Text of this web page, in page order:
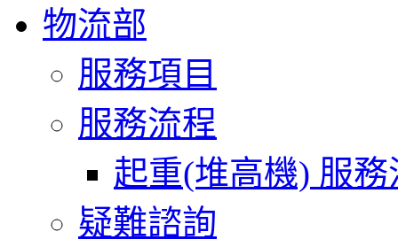
物流部
服務項目
服務流程
起重(堆高機) 服務
疑難諮詢